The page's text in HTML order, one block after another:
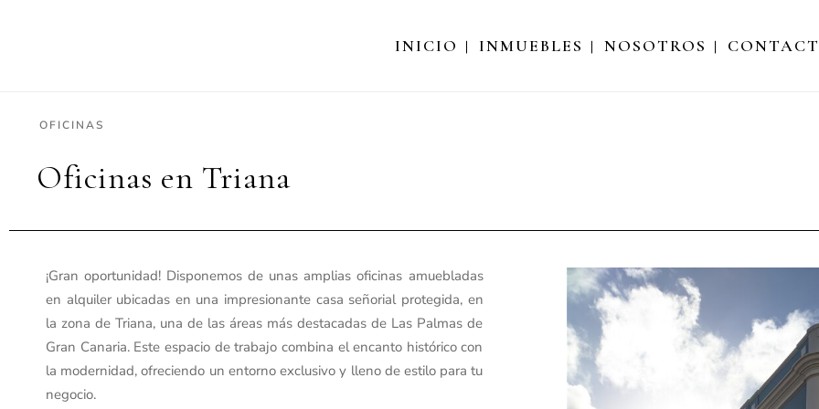
INICIO INMUEBLES NOSOTROS
OFICINAS
Oficinas en Triana
¡Gran oportunidad! Disponemos de unas amplias oficinas amuebladas
en alquiler ubicadas en una impresionante casa señorial protegida, en
la zona de Triana, una de las áreas más destacadas de Las Palmas de
Gran Canaria. Este espacio de trabajo combina el encanto histórico con
la modernidad, ofreciendo un entorno exclusivo y lleno de estilo para tu
negocio.